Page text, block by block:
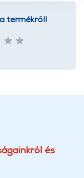
termékről!
és